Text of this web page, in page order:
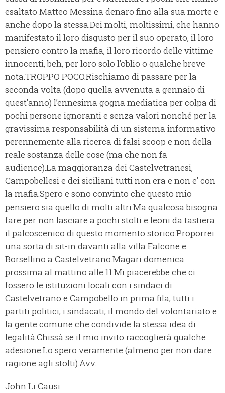
esaltato Matteo Messina denaro fino alla sua morte e
anche dopo la stessa.Dei molti, moltissimi, che hanno
manifestato il loro disgusto per il suo operato, il loro
pensiero contro la mafia, il loro ricordo delle vittime
innocenti, beh, per loro solo l’oblio o qualche breve
nota.TROPPO POCO.Rischiamo di passare per la
seconda volta (dopo quella avvenuta a gennaio di
quest’anno) l’ennesima gogna mediatica per colpa di
pochi persone ignoranti e senza valori nonché per la
gravissima responsabilità di un sistema informativo
perennemente alla ricerca di falsi scoop e non della
reale sostanza delle cose (ma che non fa
audience).La maggioranza dei Castelvetranesi,
Campobellesi e dei siciliani tutti non era e non e’ con
la mafia.Spero e sono convinto che questo mio
pensiero sia quello di molti altri.Ma qualcosa bisogna
fare per non lasciare a pochi stolti e leoni da tastiera
il palcoscenico di questo momento storico.Proporrei
una sorta di sit-in davanti alla villa Falcone e
Borsellino a Castelvetrano.Magari domenica
prossima al mattino alle 11.Mi piacerebbe che ci
fossero le istituzioni locali con i sindaci di
Castelvetrano e Campobello in prima fila, tutti i
partiti politici, i sindacati, il mondo del volontariato e
la gente comune che condivide la stessa idea di
legalità.Chissà se il mio invito raccoglierà qualche
adesione.Lo spero veramente (almeno per non dare
ragione agli stolti).Avv.
John Li Causi